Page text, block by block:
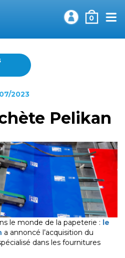
0
2023
Pelikan
le monde de la papeterie : le
a annoncé l’acquisition du
dans les fournitures